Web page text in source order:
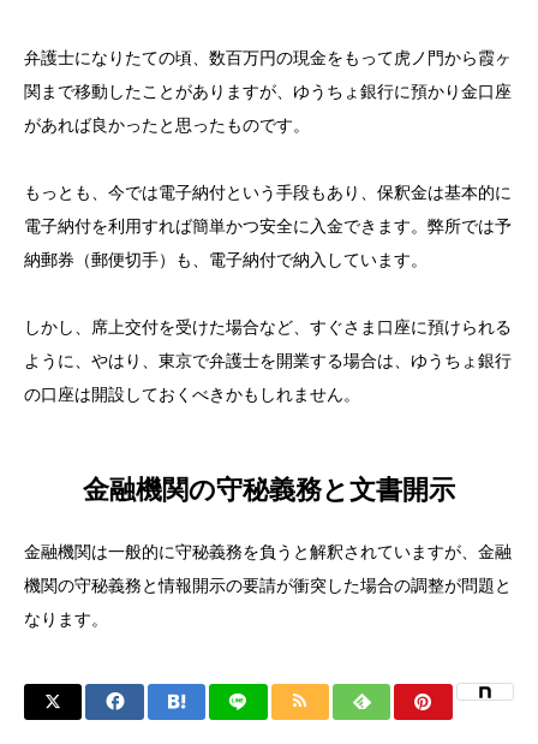
弁護士になりたての頃、数百万円の現金をもって虎ノ門から霞ヶ
関まで移動したことがありますが、ゆうちょ銀行に預かり金口座
があれば良かったと思ったものです。
もっとも、今では電子納付という手段もあり、保釈金は基本的に
電子納付を利用すれば簡単かつ安全に入金できます。弊所では予
納郵券（郵便切手）も、電子納付で納入しています。
しかし、席上交付を受けた場合など、すぐさま口座に預けられる
ように、やはり、東京で弁護士を開業する場合は、ゆうちょ銀行
の口座は開設しておくべきかもしれません。
金融機関の守秘義務と文書開示
金融機関は一般的に守秘義務を負うと解釈されていますが、金融
機関の守秘義務と情報開示の要請が衝突した場合の調整が問題と
なります。